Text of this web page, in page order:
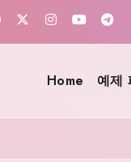
Home 예제